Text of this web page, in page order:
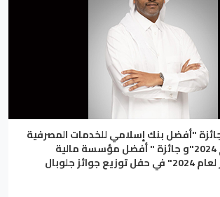
"أفضل بنك إسلامي للخدمات المصرفية
الخاصة في العالم 2024"و جائزة " أفضل مؤسسة مالية
إسلامية في قطر لعام 2024" في حفل توزيع جوائز جلوبال